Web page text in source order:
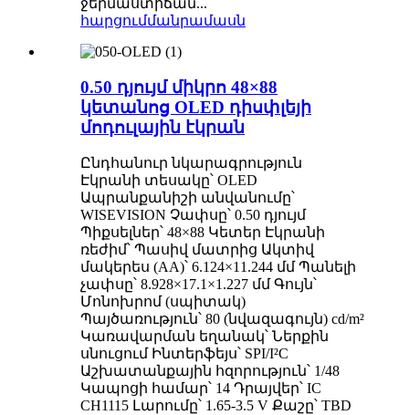
ջերմաստիճան...
հարցումմանրամասն
0.50 դյույմ միկրո 48×88
կետանոց OLED դիսփլեյի
մոդուլային էկրան
Ընդհանուր նկարագրություն
Էկրանի տեսակը՝ OLED
Ապրանքանիշի անվանումը՝
WISEVISION Չափսը՝ 0.50 դյույմ
Պիքսելներ՝ 48×88 Կետեր Էկրանի
ռեժիմ՝ Պասիվ մատրից Ակտիվ
մակերես (AA)՝ 6.124×11.244 մմ Պանելի
չափսը՝ 8.928×17.1×1.227 մմ Գույն՝
Մոնոխրոմ (սպիտակ)
Պայծառություն՝ 80 (նվազագույն) cd/m²
Կառավարման եղանակ՝ Ներքին
սնուցում Ինտերֆեյս՝ SPI/I²C
Աշխատանքային հզորություն՝ 1/48
Կապոցի համար՝ 14 Դրայվեր՝ IC
CH1115 Լարումը՝ 1.65-3.5 V Քաշը՝ TBD